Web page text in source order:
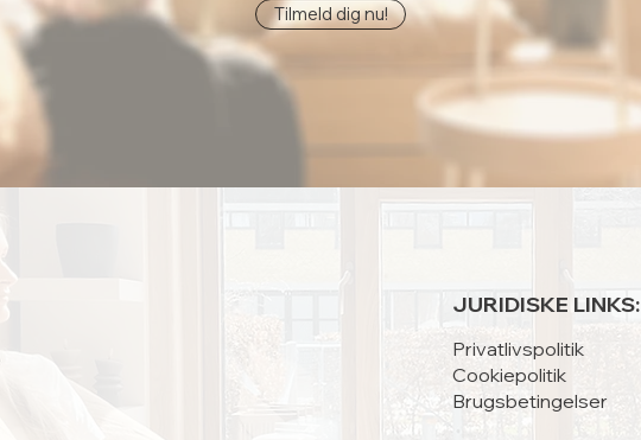
Tilmeld dig nu!
JURIDISKE LINKS:
Privatlivspolitik
Cookiepolitik
Brugsbetingelser